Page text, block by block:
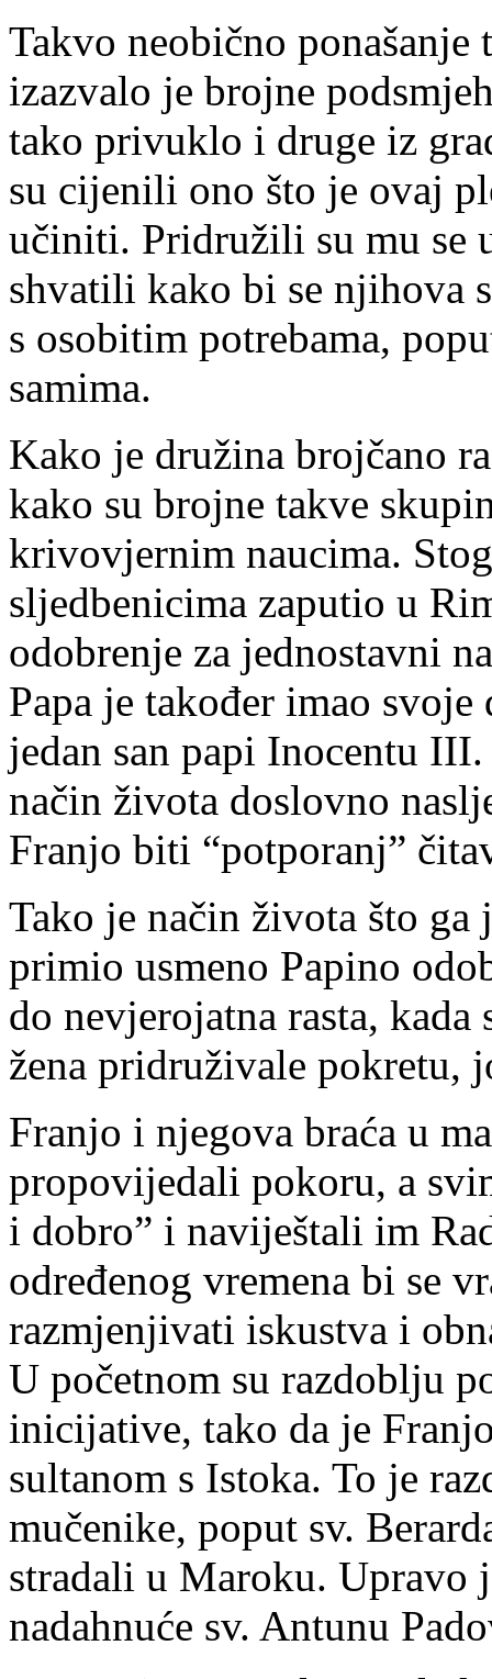
Takvo neobično ponašanje
izazvalo je brojne
tako privuklo i druge iz
su cijenili ono što je ovaj
učiniti. Pridružili su mu se
shvatili kako bi se njihova
s osobitim potrebama,
samima.
Kako je družina brojčano
kako su brojne takve
krivovjernim naucima.
sljedbenicima zaputio u
odobrenje za jednostavni
Papa je također imao
jedan san papi Inocentu
način života doslovno
Franjo biti “potporanj”
Tako je način života što
primio usmeno Papino
do nevjerojatna rasta, kada
žena pridruživale pokretu,
Franjo i njegova braća u
propovijedali pokoru, a
i dobro” i naviještali im
određenog vremena bi se
razmjenjivati iskustva i
U početnom su razdoblju
inicijative, tako da je
sultanom s Istoka. To je
mučenike, poput sv.
stradali u Maroku. Upravo
nadahnuće sv. Antunu